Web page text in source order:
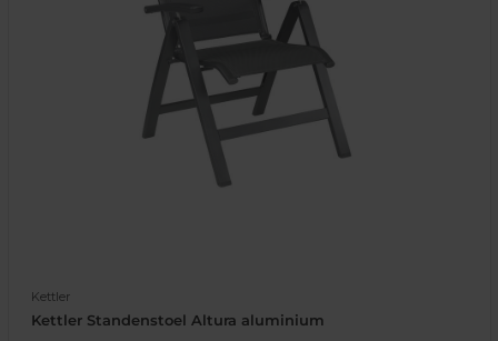
Kettler
Kettler Standenstoel Altura aluminium